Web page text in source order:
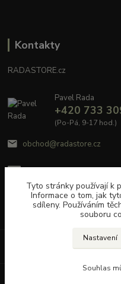
Kontakty
RADASTORE.cz
Pavel Rada
+420 733
(Po-Pá, 9-17 hod.)
obchod@radastore.cz
Tyto stránky používají k
Informace o tom, jak
sdíleny. Používáním
souboru
Nastavení
Souhlas